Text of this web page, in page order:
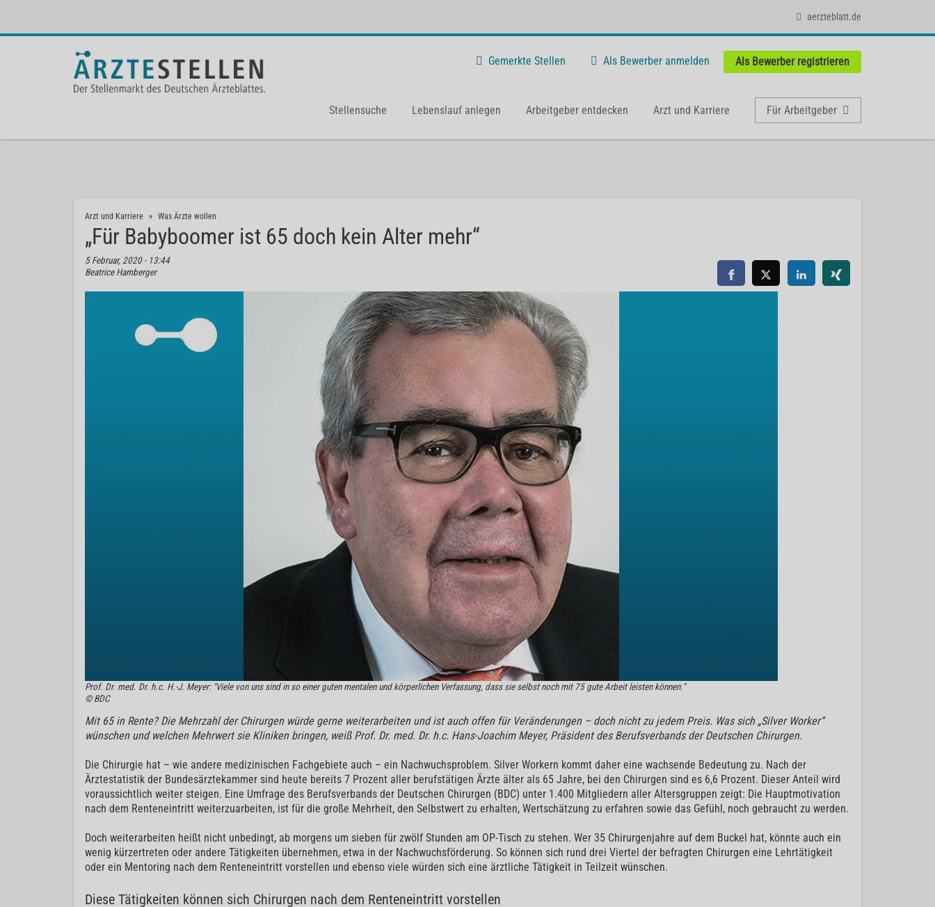
aerzteblatt.de
Gemerkte Stellen Als Bewerber anmelden Als Bewerber registrieren
Stellensuche Lebenslauf anlegen Arbeitgeber entdecken Arzt und Karriere Für Arbeitgeber
Arzt und Karriere Was Ärzte wollen
„Für Babyboomer ist 65 doch kein Alter mehr“
5 Februar, 2020 - 13:44
Beatrice Hamberger
Prof. Dr. med. Dr. h.c. H.-J. Meyer: "Viele von uns sind in so einer guten mentalen und körperlichen Verfassung, dass sie selbst noch mit 75 gute Arbeit leisten können."
© BDC
Mit 65 in Rente? Die Mehrzahl der Chirurgen würde gerne weiterarbeiten und ist auch offen für Veränderungen – doch nicht zu jedem Preis. Was sich „Silver Worker“
wünschen und welchen Mehrwert sie Kliniken bringen, weiß Prof. Dr. med. Dr. h.c. Hans-Joachim Meyer, Präsident des Berufsverbands der Deutschen Chirurgen.
Die Chirurgie hat – wie andere medizinischen Fachgebiete auch – ein Nachwuchsproblem. Silver Workern kommt daher eine wachsende Bedeutung zu. Nach der
Ärztestatistik der Bundesärztekammer sind heute bereits 7 Prozent aller berufstätigen Ärzte älter als 65 Jahre, bei den Chirurgen sind es 6,6 Prozent. Dieser Anteil wird
voraussichtlich weiter steigen. Eine Umfrage des Berufsverbands der Deutschen Chirurgen (BDC) unter 1.400 Mitgliedern aller Altersgruppen zeigt: Die Hauptmotivation
nach dem Renteneintritt weiterzuarbeiten, ist für die große Mehrheit, den Selbstwert zu erhalten, Wertschätzung zu erfahren sowie das Gefühl, noch gebraucht zu werden.
Doch weiterarbeiten heißt nicht unbedingt, ab morgens um sieben für zwölf Stunden am OP-Tisch zu stehen. Wer 35 Chirurgenjahre auf dem Buckel hat, könnte auch ein
wenig kürzertreten oder andere Tätigkeiten übernehmen, etwa in der Nachwuchsförderung. So können sich rund drei Viertel der befragten Chirurgen eine Lehrtätigkeit
oder ein Mentoring nach dem Renteneintritt vorstellen und ebenso viele würden sich eine ärztliche Tätigkeit in Teilzeit wünschen.
Diese Tätigkeiten können sich Chirurgen nach dem Renteneintritt vorstellen